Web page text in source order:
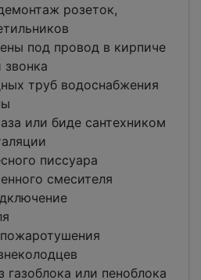
розеток,
под провод в кирпиче
труб водоснабжения
или биде сантехником
писсуара
смесителя
газоблока или пеноблока